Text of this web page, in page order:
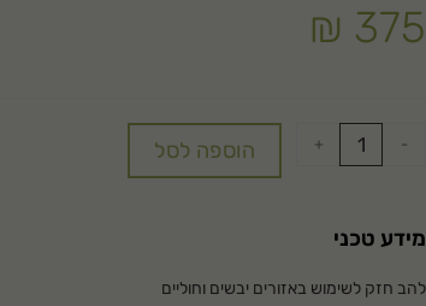
₪ 375
-
+ הוספה לסל
מידע טכני
להב חזק לשימוש באזורים יבשים וחוליים